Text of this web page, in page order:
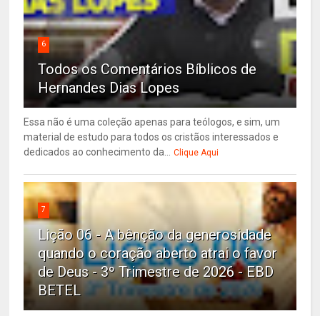
6
Todos os Comentários Bíblicos de
Hernandes Dias Lopes
Essa não é uma coleção apenas para teólogos, e sim, um
material de estudo para todos os cristãos interessados e
dedicados ao conhecimento da... Clique Aqui
7
Lição 06 - A bênção da generosidade
quando o coração aberto atrai o favor
de Deus - 3º Trimestre de 2026 - EBD
BETEL